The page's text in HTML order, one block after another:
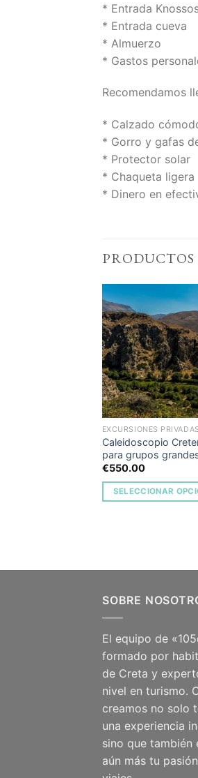
* Entrada
* Entrada cueva
* Almuerzo
* Gastos
Recomendamos
* Calzado
* Gorro y gafas
* Protector solar
* Chaqueta ligera
* Dinero en
EXCURSIONES PRIVADAS
Caleidoscopio
para grupos
€550.00
SELECCIONAR
SOBRE
El equipo de
formado por
de Creta y
nivel en turismo.
creamos no solo
una experiencia
sino que también
aún más tu